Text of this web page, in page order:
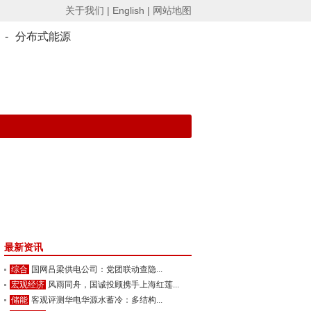
关于我们 | English | 网站地图
- 分布式能源
最新资讯
综合 国网吕梁供电公司：党团联动查隐...
宏观经济 风雨同舟，国诚投顾携手上海红莲...
储能 客观评测华电华源水蓄冷：多结构...